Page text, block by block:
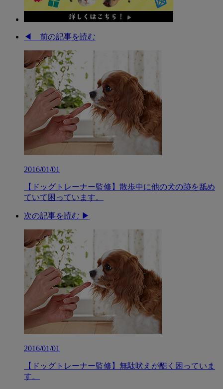
◀︎ 前の記事を読む
2016/01/01
【ドッグトレーナー監修】散歩中に他の犬の跡を舐め
ていて困っています。
次の記事を読む ▶︎
2016/01/01
【ドッグトレーナー監修】無駄吠えが酷く困っていま
す。